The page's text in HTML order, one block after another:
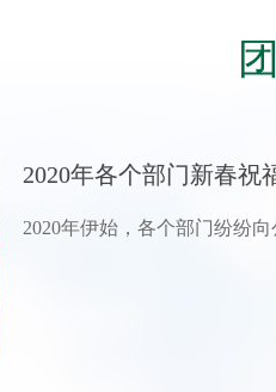
2020年各个部门新春祝
2020年伊始，各个部门纷纷